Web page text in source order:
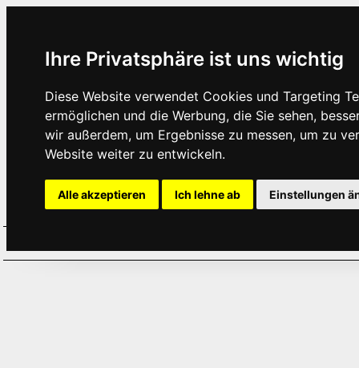
Ihre Privatsphäre ist uns wichtig
Diese Website verwendet Cookies und Targeting
ermöglichen und die Werbung, die Sie sehen,
wir außerdem, um Ergebnisse zu messen, um zu
Website weiter zu entwickeln.
Alle akzeptieren Ich lehne ab Einstellungen